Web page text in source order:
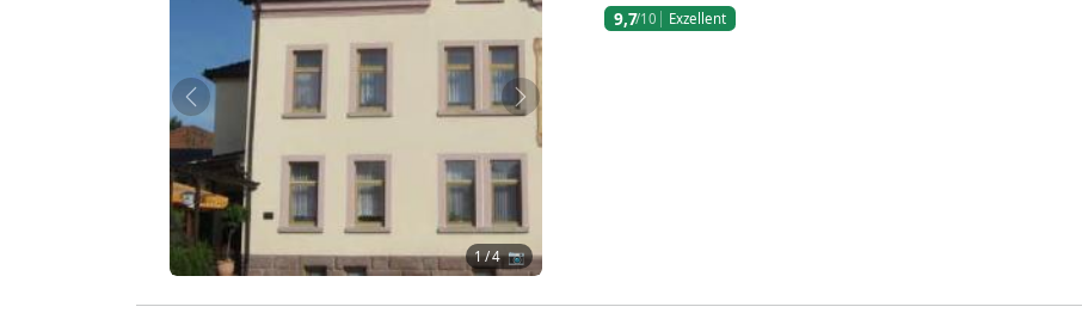
Zurück Weiter
1/ 4 📷
9,7/10 Exzellent